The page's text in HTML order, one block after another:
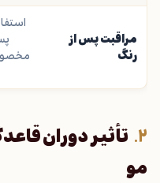
مراقبت پس از
رنگ
تأثیر دوران
مو